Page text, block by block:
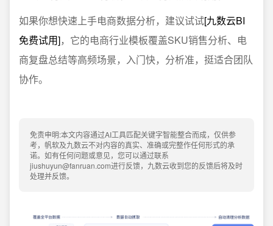
如果你想快速上手电商数据分析，建议试试[九数云BI
免费试用]，它的电商行业模板覆盖SKU销售分析、电
商复盘总结等高频场景，入门快，分析准，挺适合团队
协作。
免责申明:本文内容通过AI工具匹配关键字智能整合而成，仅供参
考，帆软及九数云不对内容的真实、准确或完整作任何形式的承
诺。如有任何问题或意见，您可以通过联系
jiushuyun@fanruan.com进行反馈，九数云收到您的反馈后将及时
处理并反馈。